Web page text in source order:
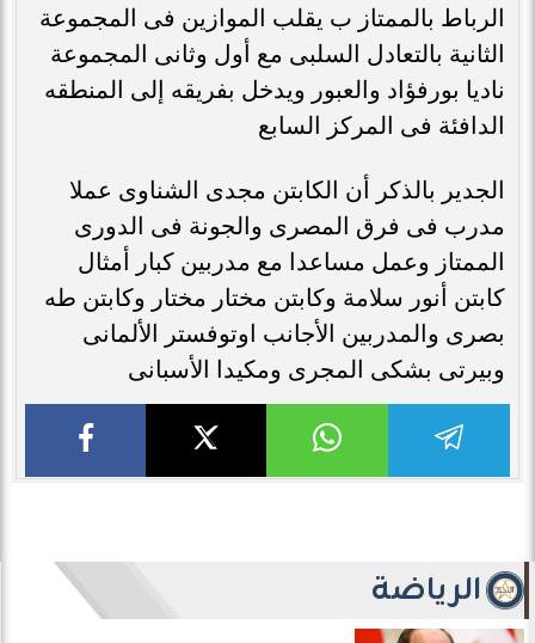
الرباط بالممتاز ب يقلب الموازين فى المجموعة
الثانية بالتعادل السلبى مع أول وثانى المجموعة
ناديا بورفؤاد والعبور ويدخل بفريقه إلى المنطقه
الدافئة فى المركز السابع
الجدير بالذكر أن الكابتن مجدى الشناوى عملا
مدرب فى فرق المصرى والجونة فى الدورى
الممتاز وعمل مساعدا مع مدربين كبار أمثال
كابتن أنور سلامة وكابتن مختار مختار وكابتن طه
بصرى والمدربين الأجانب اوتوفستر الألمانى
وبيرتى بشكى المجرى ومكيدا الأسبانى
الرياضة